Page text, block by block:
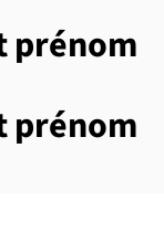
prénom
prénom